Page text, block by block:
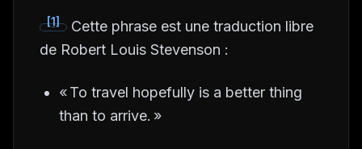
[1]
Cette phrase est une traduction libre
de Robert Louis Stevenson :
«To travel hopefully is a better thing
than to arrive. »